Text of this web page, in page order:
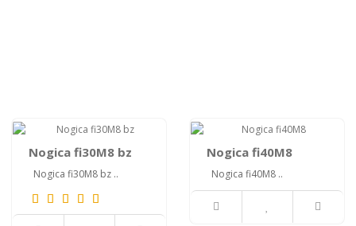
Nogica fi30M8 bz
Nogica fi30M8 bz ..
Nogica fi40M8
Nogica fi40M8 ..